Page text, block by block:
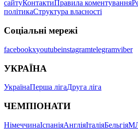
сайтуКонтактиПравила коментування
політикаСтруктура власності
Соціальні мережі
facebookxyoutubeinstagramtelegramviber
УКРАЇНА
УкраїнаПерша лігаДруга ліга
ЧЕМПІОНАТИ
НімеччинаІспаніяАнгліяІталіяБельгія